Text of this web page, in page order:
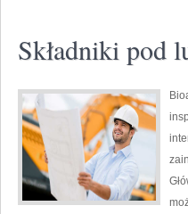
Składniki pod